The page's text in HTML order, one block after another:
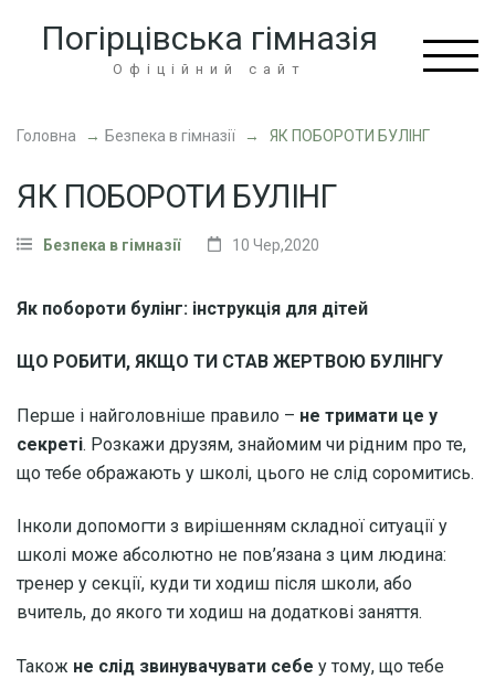
Enter)
Погірцівська гімназія
Офіційний сайт
Головна → Безпека в гімназії → ЯК ПОБОРОТИ БУЛІНГ
ЯК ПОБОРОТИ БУЛІНГ
Безпека в гімназії 10 Чер,2020
Як побороти булінг: інструкція для дітей
ЩО РОБИТИ, ЯКЩО ТИ СТАВ ЖЕРТВОЮ БУЛІНГУ
Перше і найголовніше правило – не тримати це у
секреті. Розкажи друзям, знайомим чи рідним про те,
що тебе ображають у школі, цього не слід соромитись.
Інколи допомогти з вирішенням складної ситуації у
школі може абсолютно не пов’язана з цим людина:
тренер у секції, куди ти ходиш після школи, або
вчитель, до якого ти ходиш на додаткові заняття.
Також не слід звинувачувати себе у тому, що тебе